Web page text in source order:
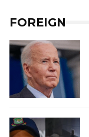
FOREIGN